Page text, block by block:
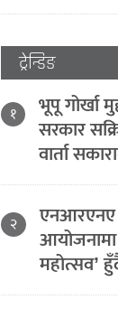
ट्रेन्डिङ
१ भूपू गोर्खा
सरकार
वार्ता
२ एनआरएनए
महोत्सव’